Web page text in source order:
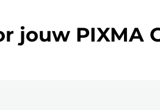
jouw PIXMA